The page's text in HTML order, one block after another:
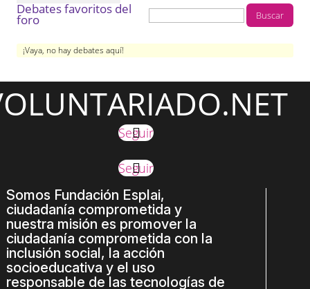
Debates favoritos del
foro
¡Vaya, no hay debates aquí!
Seguir
Seguir
Somos Fundación Esplai,
ciudadanía comprometida y
nuestra misión es promover la
ciudadanía comprometida con la
inclusión social, la acción
socioeducativa y el uso
responsable de las tecnologías de